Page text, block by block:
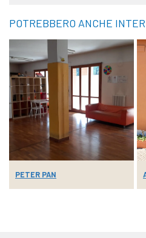
POTREBBERO ANCHE
PETER PAN